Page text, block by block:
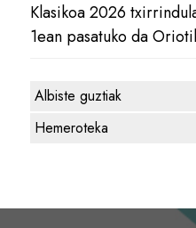
Klasikoa 2026
1ean pasatuko da
Albiste guztiak
Hemeroteka